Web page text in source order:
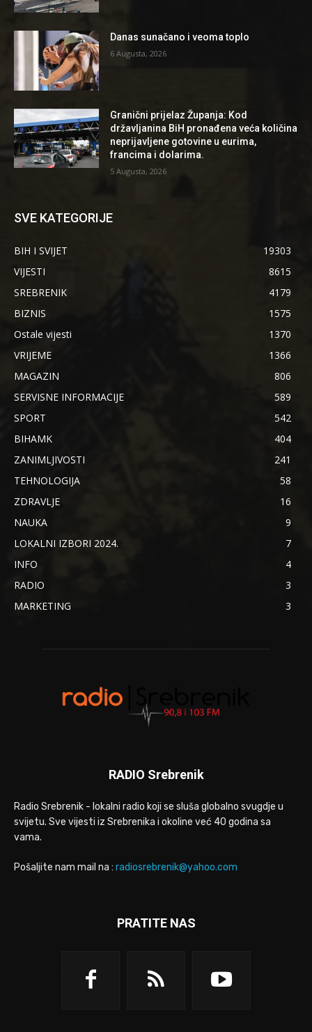
Danas sunačano i veoma toplo
6 Augusta, 2026
Granični prijelaz Županja: Kod
državljanina BiH pronađena veća količina
neprijavljene gotovine u eurima,
francima i dolarima.
5 Augusta, 2026
SVE KATEGORIJE
BIH I SVIJET
19303
VIJESTI
8615
SREBRENIK
4179
BIZNIS
1575
Ostale vijesti
1370
VRIJEME
1366
MAGAZIN
806
SERVISNE INFORMACIJE
589
SPORT
542
BIHAMK
404
ZANIMLJIVOSTI
241
TEHNOLOGIJA
58
ZDRAVLJE
16
NAUKA
9
LOKALNI IZBORI 2024.
7
INFO
4
RADIO
3
MARKETING
3
RADIO Srebrenik
Radio Srebrenik - lokalni radio koji se sluša globalno svugdje u
svijetu. Sve vijesti iz Srebrenika i okoline već 40 godina sa
vama.
Pošaljite nam mail na : radiosrebrenik@yahoo.com
PRATITE NAS